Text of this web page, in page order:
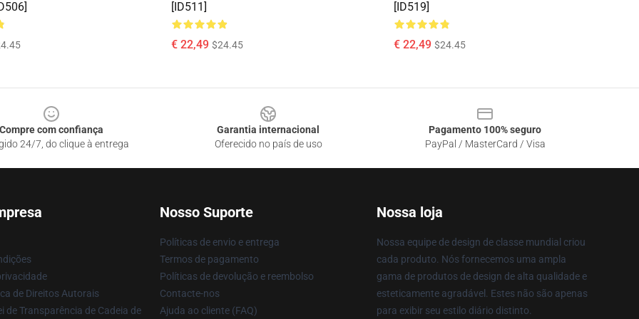
[ID511]
€ 22,49 $24.45
[ID519]
€ 22,49 $24.45
Compre com confiança
24/7, do clique à entrega
Garantia internacional
Oferecido no país de uso
Pagamento 100% seguro
PayPal / MasterCard / Visa
de Direitos Autorais
de Transparência de Cadeia de
Nosso Suporte
Políticas de envio e entrega
Termos de pagamento
Políticas de devolução e reembolso
Contacte-nos
Ajuda ao cliente (FAQ)
Nossa loja
Nossa equipe de design de classe mundial criou
cada produto. Nós fornecemos uma ampla
gama de produtos de design de alta qualidade e
esteticamente agradável. Estes não são apenas
para exibir seu estilo diário distinto.